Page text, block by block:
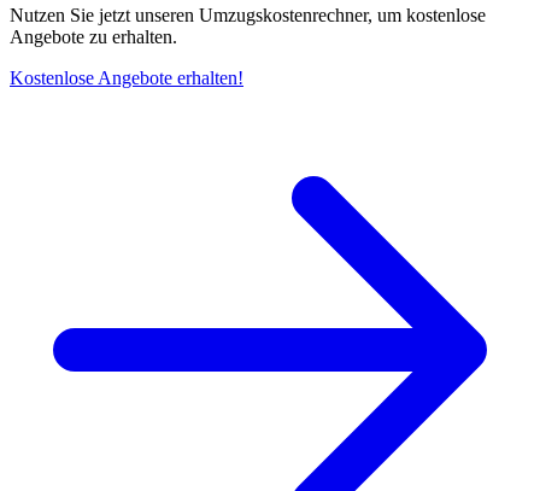
Nutzen Sie jetzt unseren Umzugskostenrechner, um kostenlose
Angebote zu erhalten.
Kostenlose Angebote erhalten!